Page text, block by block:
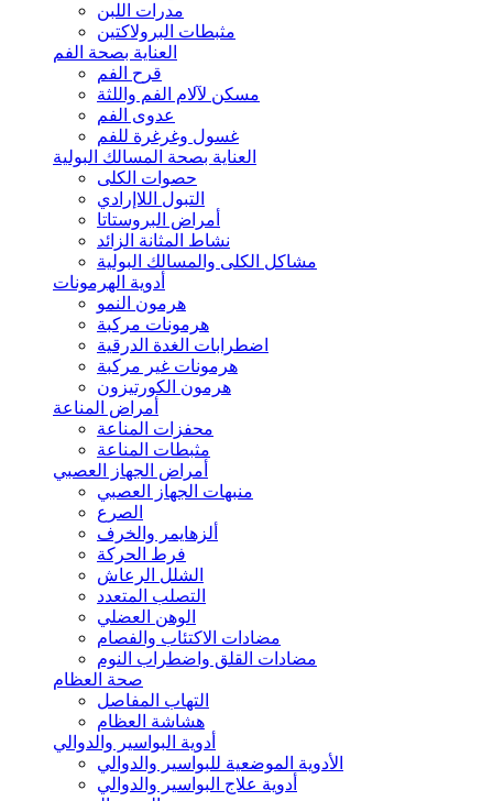
مدرات اللبن
مثبطات البرولاكتين
العناية بصحة الفم
قرح الفم
مسكن لآلام الفم واللثة
عدوى الفم
غسول وغرغرة للفم
العناية بصحة المسالك البولية
حصوات الكلى
التبول اللاإرادي
أمراض البروستاتا
نشاط المثانة الزائد
مشاكل الكلى والمسالك البولية
أدوية الهرمونات
هرمون النمو
هرمونات مركبة
اضطرابات الغدة الدرقية
هرمونات غير مركبة
هرمون الكورتيزون
أمراض المناعة
محفزات المناعة
مثبطات المناعة
أمراض الجهاز العصبي
منبهات الجهاز العصبي
الصرع
ألزهايمر والخرف
فرط الحركة
الشلل الرعاش
التصلب المتعدد
الوهن العضلي
مضادات الاكتئاب والفصام
مضادات القلق واضطراب النوم
صحة العظام
التهاب المفاصل
هشاشة العظام
أدوية البواسير والدوالي
الأدوية الموضعية للبواسير والدوالي
أدوية علاج البواسير والدوالي